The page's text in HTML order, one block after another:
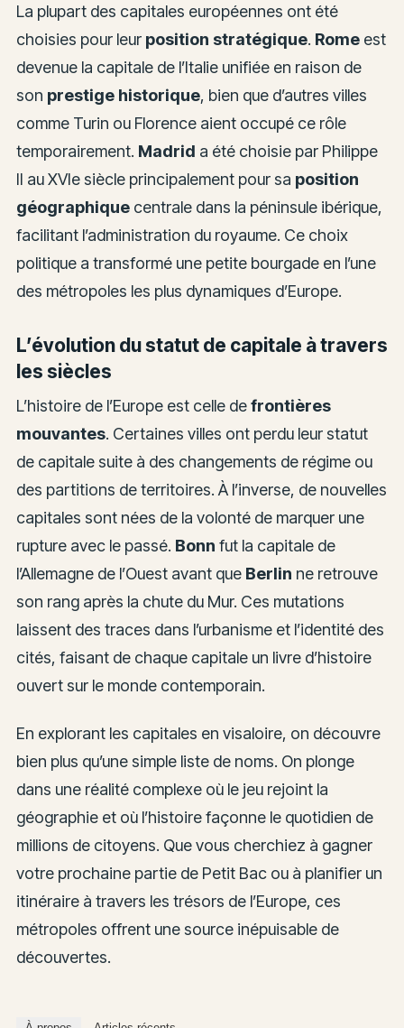
La plupart des capitales européennes ont été
choisies pour leur position stratégique. Romeest
devenue la capitale de l’Italie unifiée en raison de
son prestige historique, bien que d’autres villes
comme Turin ou Florence aient occupé ce rôle
temporairement. Madrid a été choisie par Philippe
II au XVIe siècle principalement pour sa position
géographiquecentrale dans la péninsule ibérique,
facilitant l’administration du royaume. Ce choix
politique a transformé une petite bourgade en l’une
des métropoles les plus dynamiques d’Europe.
L’évolution du statut de capitale à travers
les siècles
L’histoire de l’Europe est celle defrontières
mouvantes. Certaines villes ont perdu leur statut
de capitale suite à des changements de régime ou
des partitions de territoires. À l’inverse, de nouvelles
capitales sont nées de la volonté de marquer une
rupture avec le passé. Bonn fut la capitale de
l’Allemagne de l’Ouest avant que Berlin ne retrouve
son rang après la chute du Mur. Ces mutations
laissent des traces dans l’urbanisme et l’identité des
cités, faisant de chaque capitale un livre d’histoire
ouvert sur le monde contemporain.
En explorant les capitales en visaloire, on découvre
bien plus qu’une simple liste de noms. On plonge
dans une réalité complexe où le jeu rejoint la
géographie et où l’histoire façonne le quotidien de
millions de citoyens. Que vous cherchiez à gagner
votre prochaine partie de Petit Bac ou à planifier un
itinéraire à travers les trésors de l’Europe, ces
métropoles offrent une source inépuisable de
découvertes.